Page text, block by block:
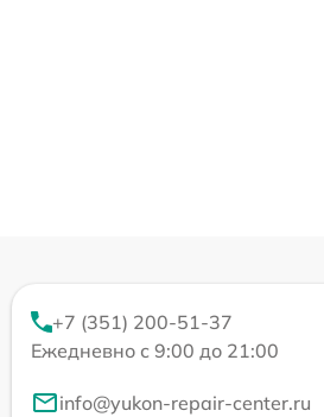
+7 (351) 200-51-37
Ежедневно с 9:00 до 21:00
info@yukon-repair-center.ru